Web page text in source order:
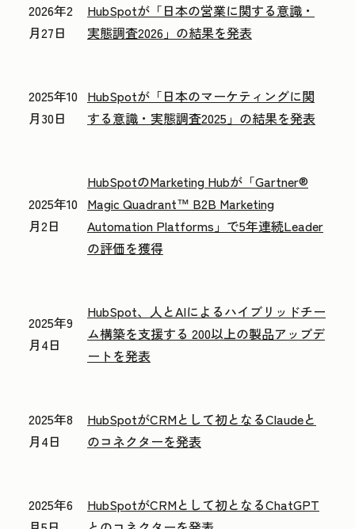
2026年2
月27日
HubSpotが「日本の営業に関する意識・
実態調査2026」の結果を発表
2025年10
月30日
HubSpotが「日本のマーケティングに関
する意識・実態調査2025」の結果を発表
2025年10
月2日
HubSpotのMarketing Hubが「Gartner®
Magic Quadrant™ B2B Marketing
Automation Platforms」で5年連続Leader
の評価を獲得
2025年9
月4日
HubSpot、人とAIによるハイブリッドチー
ム構築を支援する 200以上の製品アップデ
ートを発表
2025年8
月4日
HubSpotがCRMとして初となるClaudeと
のコネクターを発表
2025年6
HubSpotがCRMとして初となるChatGPT